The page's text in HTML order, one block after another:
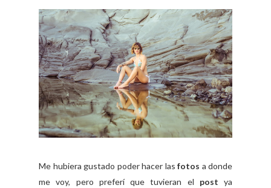
Me hubiera gustado poder hacer las fotos a donde
me voy, pero preferí que tuvieran el post ya